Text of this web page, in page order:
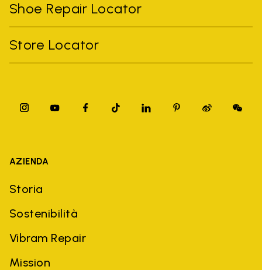
Shoe Repair Locator
Store Locator
AZIENDA
Storia
Sostenibilità
Vibram Repair
Mission